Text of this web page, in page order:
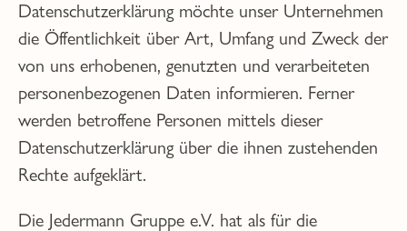
Datenschutzerklärung möchte unser Unternehmen
die Öffentlichkeit über Art, Umfang und Zweck der
von uns erhobenen, genutzten und verarbeiteten
personenbezogenen Daten informieren. Ferner
werden betroffene Personen mittels dieser
Datenschutzerklärung über die ihnen zustehenden
Rechte aufgeklärt.
Die Jedermann Gruppe e.V. hat als für die